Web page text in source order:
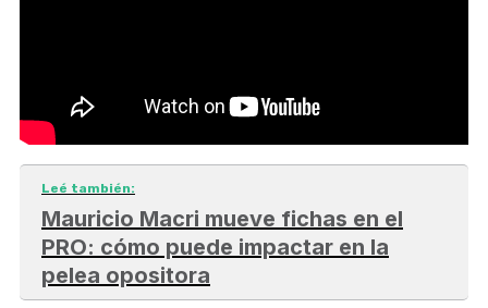
Leé también:
Mauricio Macri mueve fichas en el
PRO: cómo puede impactar en la
pelea opositora